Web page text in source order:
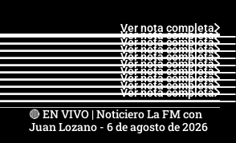
Ver nota completa
Ver nota completa
Ver nota completa
Ver nota completa
Ver nota completa
Ver nota completa
Ver nota completa
Ver nota completa
Ver nota completa
Ver nota completa
🔴 EN VIVO | Noticiero La FM con
Juan Lozano - 6 de agosto de 2026